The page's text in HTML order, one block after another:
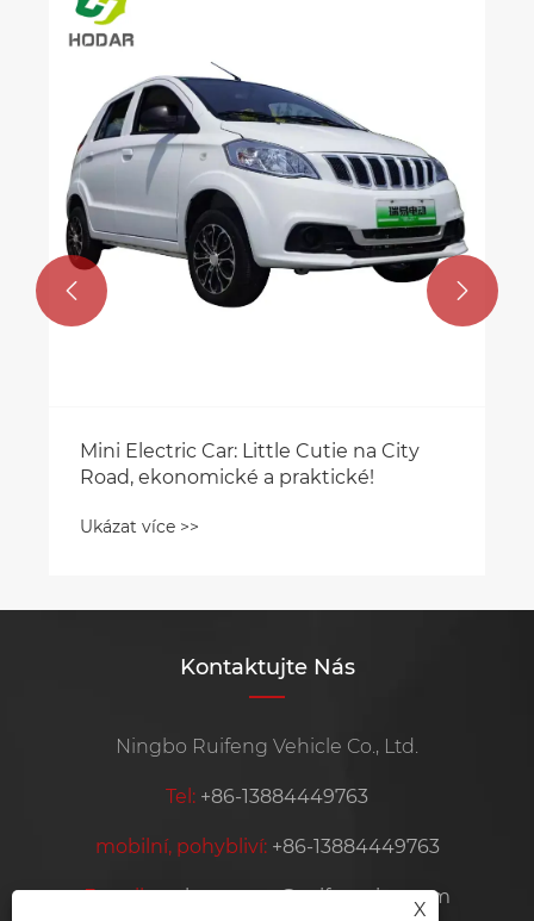
Mini Electric Car: Little Cutie na City
Road, ekonomické a praktické!
Ukázat více >>
 
Kontaktujte Nás
Ningbo Ruifeng Vehicle Co., Ltd.
Tel: +86-13884449763
mobilní, pohybliví: +86-13884449763
E-mailem:krooswon@ruifeng-inc.com
X